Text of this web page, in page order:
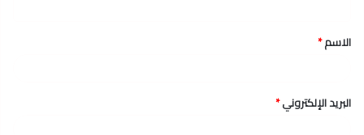
*
الاسم*
البريد الإلكتروني*